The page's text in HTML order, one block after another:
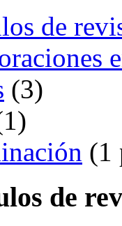
de
(3)
(1
de